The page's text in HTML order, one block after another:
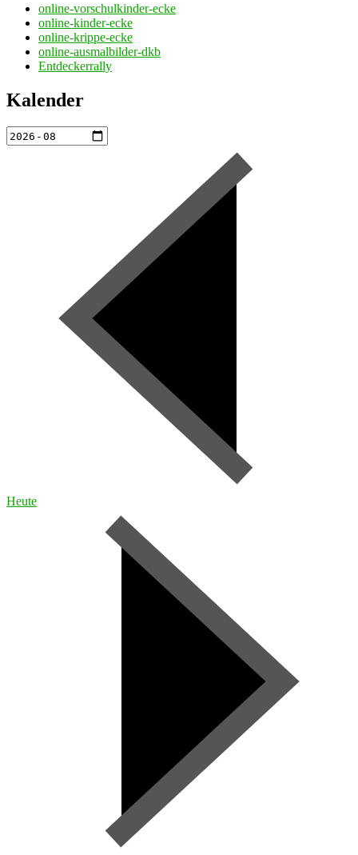
online-vorschulkinder-ecke
online-kinder-ecke
online-krippe-ecke
online-ausmalbilder-dkb
Entdeckerrally
Kalender
Heute